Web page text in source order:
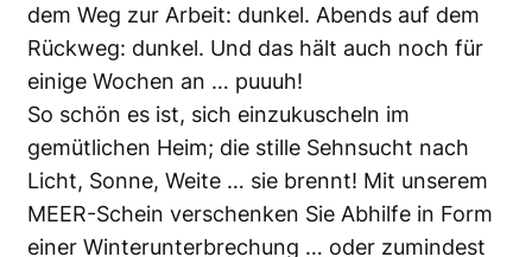
dem Weg zur Arbeit: dunkel. Abends auf dem
Rückweg: dunkel. Und das hält auch noch für
einige Wochen an … puuuh!
So schön es ist, sich einzukuscheln im
gemütlichen Heim; die stille Sehnsucht nach
Licht, Sonne, Weite … sie brennt! Mit unserem
MEER-Schein verschenken Sie Abhilfe in Form
einer Winterunterbrechung … oder zumindest